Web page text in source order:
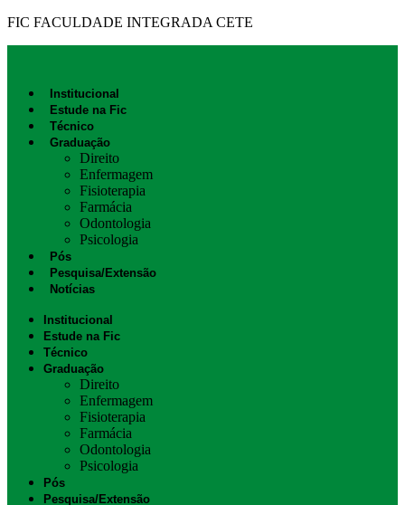
FIC FACULDADE INTEGRADA CETE
Institucional
Estude na Fic
Técnico
Graduação
Direito
Enfermagem
Fisioterapia
Farmácia
Odontologia
Psicologia
Pós
Pesquisa/Extensão
Notícias
Institucional
Estude na Fic
Técnico
Graduação
Direito
Enfermagem
Fisioterapia
Farmácia
Odontologia
Psicologia
Pós
Pesquisa/Extensão